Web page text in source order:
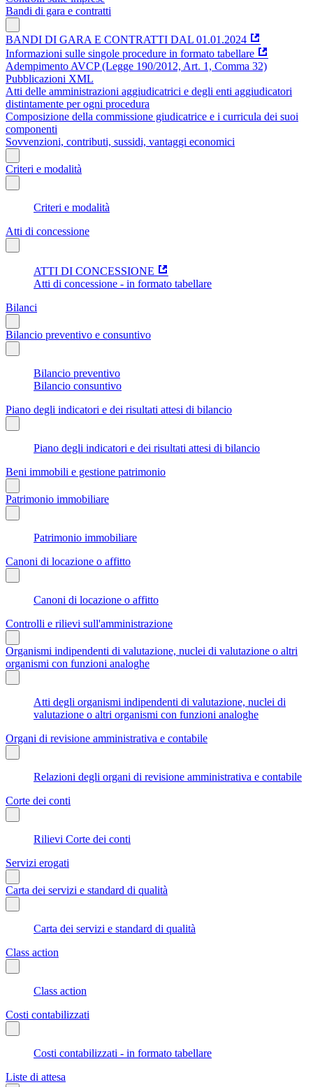
Bandi di gara e contratti
BANDI DI GARA E CONTRATTI DAL 01.01.2024
Informazioni sulle singole procedure in formato tabellare
Adempimento AVCP (Legge 190/2012, Art. 1, Comma 32)
Pubblicazioni XML
Atti delle amministrazioni aggiudicatrici e degli enti aggiudicatori
distintamente per ogni procedura
Composizione della commissione giudicatrice e i curricula dei suoi
componenti
Sovvenzioni, contributi, sussidi, vantaggi economici
Criteri e modalità
Criteri e modalità
Atti di concessione
ATTI DI CONCESSIONE
Atti di concessione - in formato tabellare
Bilanci
Bilancio preventivo e consuntivo
Bilancio preventivo
Bilancio consuntivo
Piano degli indicatori e dei risultati attesi di bilancio
Piano degli indicatori e dei risultati attesi di bilancio
Beni immobili e gestione patrimonio
Patrimonio immobiliare
Patrimonio immobiliare
Canoni di locazione o affitto
Canoni di locazione o affitto
Controlli e rilievi sull'amministrazione
Organismi indipendenti di valutazione, nuclei di valutazione o altri
organismi con funzioni analoghe
Atti degli organismi indipendenti di valutazione, nuclei di
valutazione o altri organismi con funzioni analoghe
Organi di revisione amministrativa e contabile
Relazioni degli organi di revisione amministrativa e contabile
Corte dei conti
Rilievi Corte dei conti
Servizi erogati
Carta dei servizi e standard di qualità
Carta dei servizi e standard di qualità
Class action
Class action
Costi contabilizzati
Costi contabilizzati - in formato tabellare
Liste di attesa